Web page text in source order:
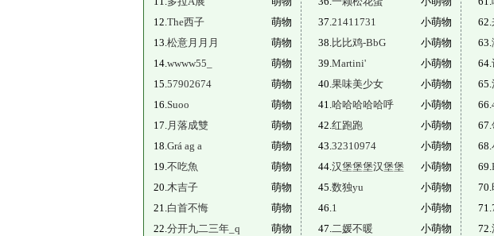
12.The西子
萌物
13.松意月月月
萌物
14.wwww55_
萌物
15.57902674
萌物
16.Suoo
萌物
17.月落成雙
萌物
18.Grá ag a
萌物
19.不吃魚
萌物
20.木吉子
萌物
21.白首不悔
萌物
22.分开九二三年_q
萌物
37.21411731
小萌物
38.比比鸡-BbG
小萌物
39.Martini'
小萌物
40.果味美少女
小萌物
41.哈哈哈哈哈呼
小萌物
42.红跑跑
小萌物
43.32310974
小萌物
44.汉堡堡堡汉堡堡
小萌物
45.数独yu
小萌物
46.1
小萌物
47.二媛不暖
小萌物
62.
63.
64.
65.
66.
67.
68.
69.
70.
71.
72.